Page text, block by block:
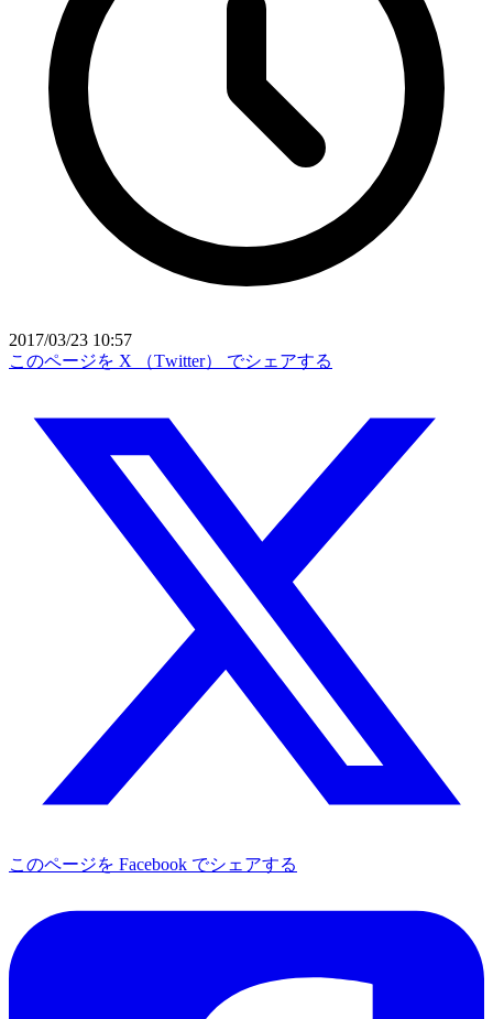
2017/03/23 10:57
このページを X （Twitter） でシェアする
このページを Facebook でシェアする